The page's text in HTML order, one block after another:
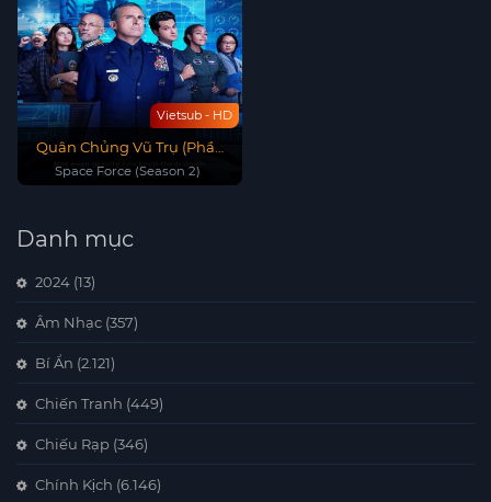
Vietsub - HD
Quân Chủng Vũ Trụ (Phần
2)
Space Force (Season 2)
Danh mục
2024 (13)
Âm Nhạc (357)
Bí Ẩn (2.121)
Chiến Tranh (449)
Chiếu Rạp (346)
Chính Kịch (6.146)